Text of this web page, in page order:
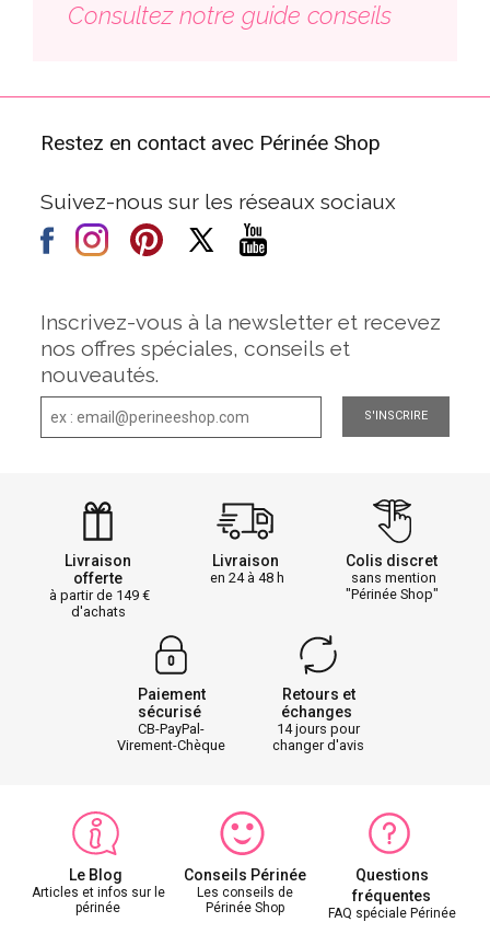
Consultez notre guide conseils
Restez en contact avec Périnée Shop
Suivez-nous sur les réseaux sociaux
Inscrivez-vous à la newsletter et recevez
nos offres spéciales, conseils et
nouveautés.
S'INSCRIRE
Livraison
offerte
à partir de 149
d'achats
Livraison
en 24 à 48 h
Colis discret
sans mention
"Périnée Shop"
Paiement
sécurisé
CB-PayPal-
Virement-Chèque
Retours et
échanges
14 jours pour
changer d'avis
Le Blog
Articles et infos sur le
périnée
Conseils Périnée
Les conseils de
Périnée Shop
Questions
fréquentes
FAQ spéciale Périnée